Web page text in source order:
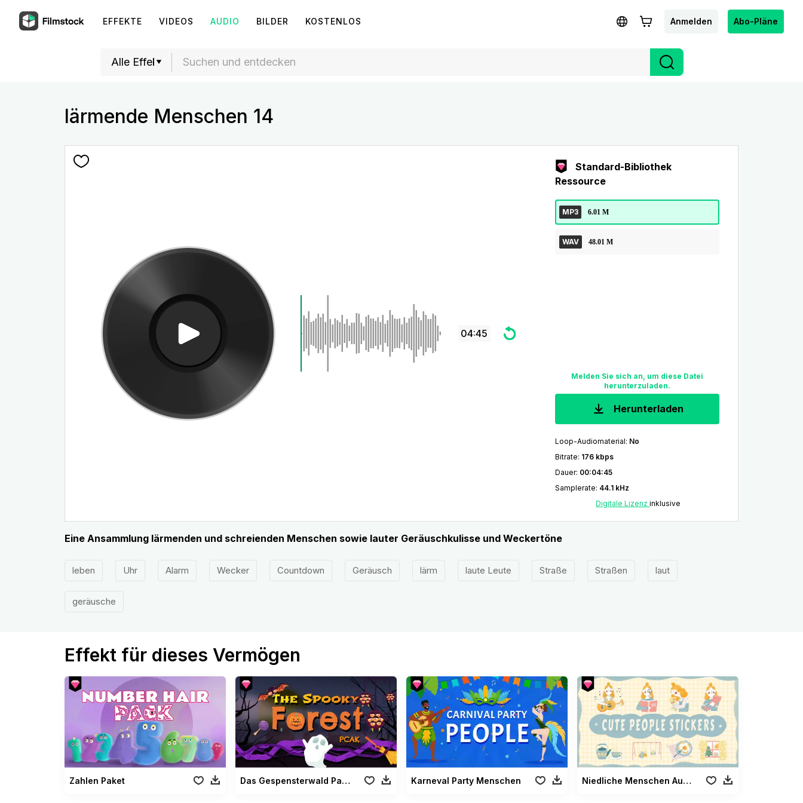
EFFEKTE VIDEOS AUDIO BILDER KOSTENLOS Anmelden Abo-Pläne
lärmende Menschen 14
04:45
Standard-Bibliothek
Ressource
MP3 6.01 M
WAV 48.01 M
Melden Sie sich an, um diese Datei
herunterzuladen.
Herunterladen
Loop-Audiomaterial: No
Bitrate: 176 kbps
Dauer: 00:04:45
Samplerate: 44.1 kHz
Digitale Lizenzinklusive
Eine Ansammlung lärmenden und schreienden Menschen sowie lauter Geräuschkulisse und Weckertöne
leben Uhr Alarm Wecker Countdown Geräusch lärm laute Leute Straße Straßen laut
geräusche
Effekt für dieses Vermögen
Zahlen Paket Das Gespensterwald Paket Karneval Party Menschen Niedliche Menschen Aufkleber